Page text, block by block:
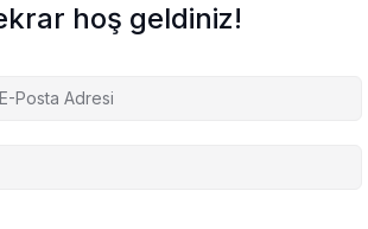
hoş geldiniz!